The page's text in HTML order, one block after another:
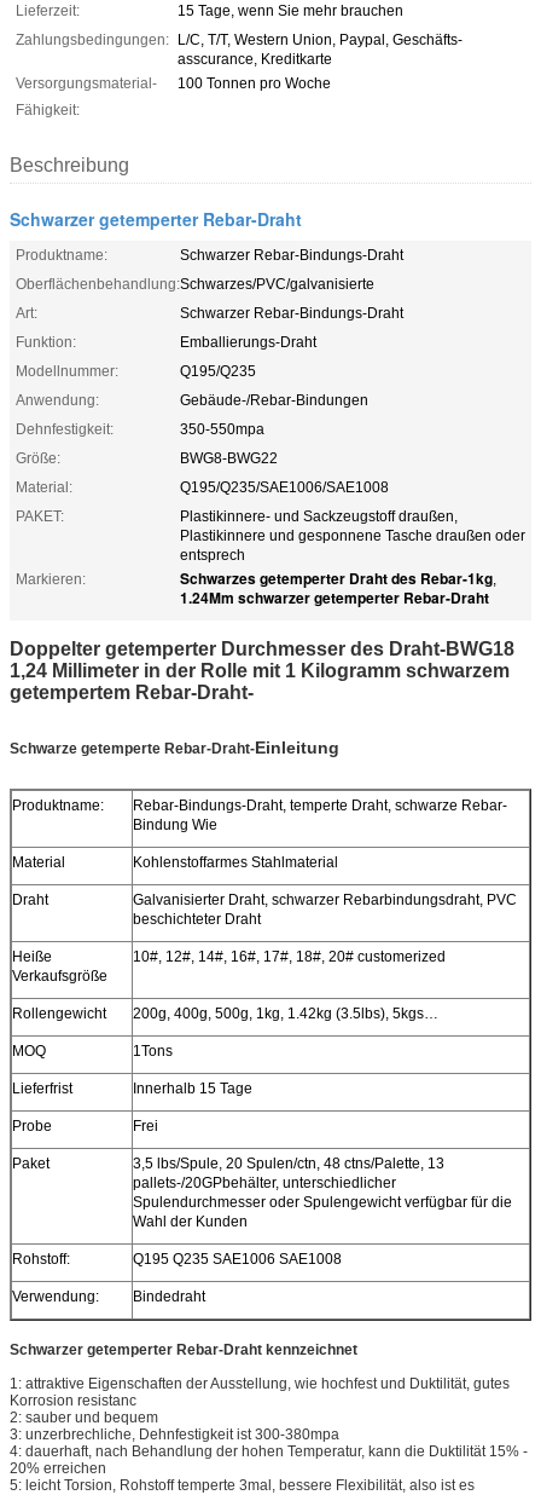
Lieferzeit:
15 Tage, wenn Sie mehr brauchen
Zahlungsbedingungen: L/C, T/T, Western Union, Paypal, Geschäfts-
asscurance, Kreditkarte
Versorgungsmaterial-
Fähigkeit:
100 Tonnen pro Woche
Beschreibung
Schwarzer getemperter Rebar-Draht
Produktname:
Schwarzer Rebar-Bindungs-Draht
Oberflächenbehandlung:Schwarzes/PVC/galvanisierte
Art:
Schwarzer Rebar-Bindungs-Draht
Funktion:
Emballierungs-Draht
Modellnummer:
Q195/Q235
Anwendung:
Gebäude-/Rebar-Bindungen
Dehnfestigkeit:
350-550mpa
Größe:
BWG8-BWG22
Material:
Q195/Q235/SAE1006/SAE1008
PAKET:
Plastikinnere- und Sackzeugstoff draußen,
Plastikinnere und gesponnene Tasche draußen oder
entsprech
Markieren:
Schwarzes getemperter Draht des Rebar-1kg,
1.24Mm schwarzer getemperter Rebar-Draht
Doppelter getemperter Durchmesser des Draht-BWG18
1,24 Millimeter in der Rolle mit 1 Kilogramm schwarzem
getempertem Rebar-Draht-
Schwarze getemperte Rebar-Draht-Einleitung
Produktname:
Rebar-Bindungs-Draht, temperte Draht, schwarze Rebar-
Bindung Wie
Material Kohlenstoffarmes Stahlmaterial
Draht
Galvanisierter Draht, schwarzer Rebarbindungsdraht, PVC
beschichteter Draht
Heiße
Verkaufsgröße
10#, 12#, 14#, 16#, 17#, 18#, 20# customerized
Rollengewicht 200g, 400g, 500g, 1kg, 1.42kg (3.5lbs), 5kgs…
MOQ 1Tons
Lieferfrist Innerhalb 15 Tage
Probe Frei
Paket
3,5 lbs/Spule, 20 Spulen/ctn, 48 ctns/Palette, 13
pallets-/20GPbehälter, unterschiedlicher
Spulendurchmesser oder Spulengewicht verfügbar für die
Wahl der Kunden
Rohstoff: Q195 Q235 SAE1006 SAE1008
Verwendung: Bindedraht
Schwarzer getemperter Rebar-Draht kennzeichnet
1: attraktive Eigenschaften der Ausstellung, wie hochfest und Duktilität, gutes
Korrosion resistanc
2: sauber und bequem
3: unzerbrechliche, Dehnfestigkeit ist 300-380mpa
4: dauerhaft, nach Behandlung der hohen Temperatur, kann die Duktilität 15% -
20% erreichen
5: leicht Torsion, Rohstoff temperte 3mal, bessere Flexibilität, also ist es